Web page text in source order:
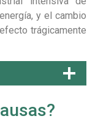
y el cambio
trágicamente